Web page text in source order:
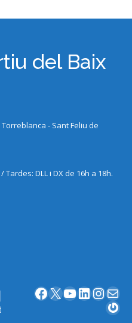
del Baix
- Sant Feliu de
Tardes: DLL i DX de 16h a 18h.
Facebook X YouTube LinkedIn InstagramCorreu electrònic
Gravatar